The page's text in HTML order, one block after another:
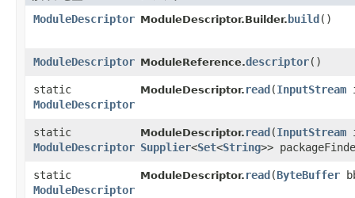
ModuleDescriptor ModuleDescriptor.Builder. build ()
ModuleDescriptor ModuleReference.descriptor()
static
ModuleDescriptor
ModuleDescriptor. read ​(InputStream
static
ModuleDescriptor
ModuleDescriptor. read ​(InputStream
Supplier<Set<String>>
static
ModuleDescriptor
ModuleDescriptor. read ​(ByteBuffer